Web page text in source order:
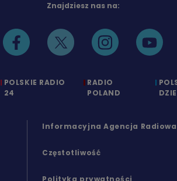
Znajdziesz nas na:
POLSKIE RADIO
24
RADIO
POLAND
Informacyjna Agencja Radiowa
Częstotliwość